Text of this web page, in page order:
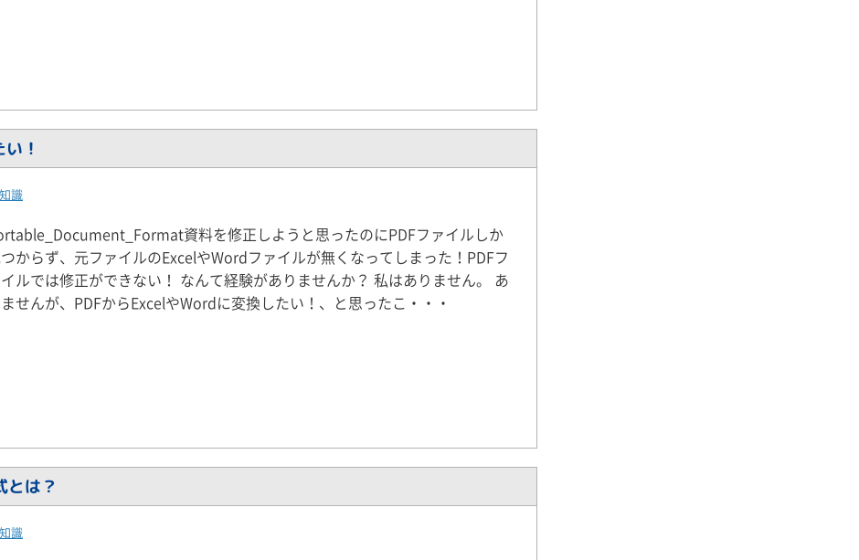
！
識
資料を修正しようと思ったのにPDFファイルしか
からず、元ファイルのExcelやWordファイルが無くなってしまった！PDFフ
ルでは修正ができない！ なんて経験がありませんか？ 私はありません。 あ
せんが、PDFからExcelやWordに変換したい！、と思ったこ・・・
とは？
識